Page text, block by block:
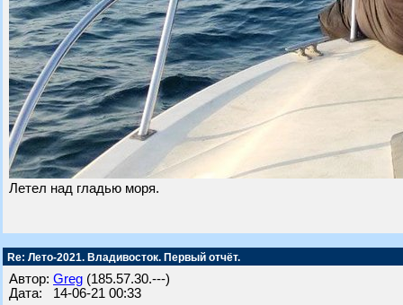
Летел над гладью моря.
Re: Лето-2021. Владивосток. Первый отчёт.
Автор: Greg (185.57.30.---)
Дата: 14-06-21 00:33